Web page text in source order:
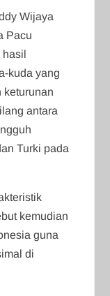
Wijaya
Pacu
hasil
kuda yang
keturunan
antara
Turki pada
kemudian
guna
di